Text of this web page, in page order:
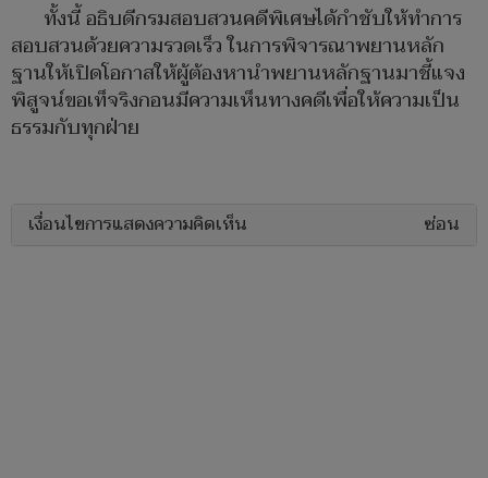
ทั้งนี้ อธิบดีกรมสอบสวนคดีพิเศษได้กำชับให้ทำการ
สอบสวนด้วยความรวดเร็ว ในการพิจารณาพยานหลัก
ฐานให้เปิดโอกาสให้ผู้ต้องหานำพยานหลักฐานมาชี้แจง
พิสูจน์ขอเท็จริงกอนมีความเห็นทางคดีเพื่อให้ความเป็น
ธรรมกับทุกฝ่าย
เงื่อนไขการแสดงความคิดเห็น ซ่อน